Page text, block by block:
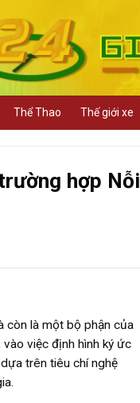
Thể Thao Thế giới xe
hợp Nỗi
còn là một bộ phận của
việc định hình ký ức
trên tiêu chí nghệ